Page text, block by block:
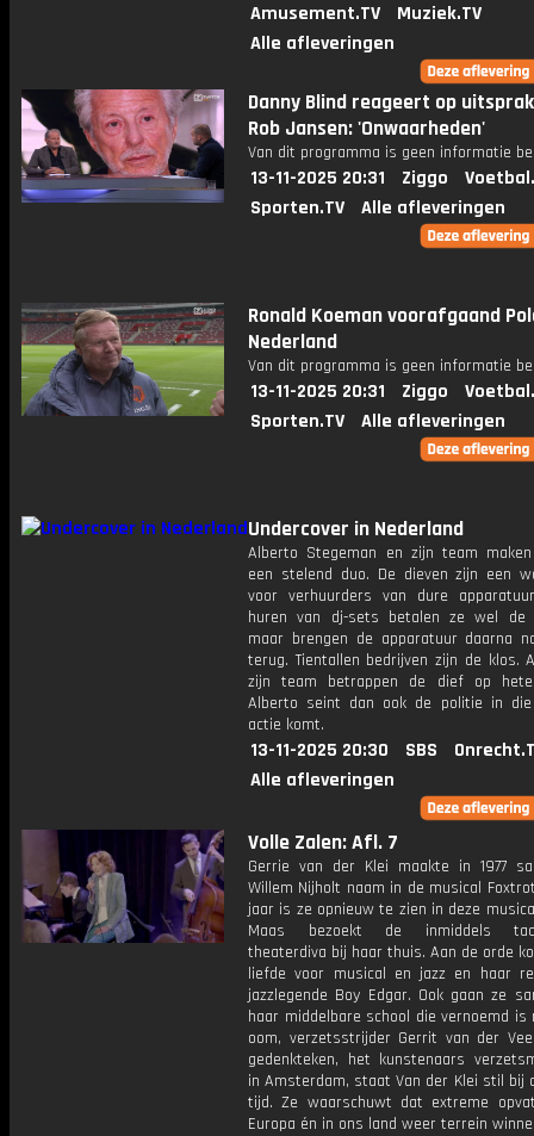
Amusement.TV
Muziek.TV
Alle afleveringen
Danny Blind reageert op
Rob Jansen: 'Onwaarheden'
Van dit programma is geen informatie
13-11-2025 20:31 Ziggo
Sporten.TV
Alle afleveringen
Ronald Koeman voorafgaand
Nederland
Van dit programma is geen informatie
13-11-2025 20:31 Ziggo
Sporten.TV
Alle afleveringen
Undercover in Nederland
Alberto Stegeman en zijn team
een stelend duo. De dieven zijn een
voor verhuurders van dure
huren van dj-sets betalen ze wel de
maar brengen de apparatuur daarna
terug. Tientallen bedrijven zijn de klos.
zijn team betrappen de dief op
Alberto seint dan ook de politie in
actie komt.
13-11-2025 20:30 SBS
Alle afleveringen
Volle Zalen: Afl. 7
Gerrie van der Klei maakte in 1977
Willem Nijholt naam in de musical
jaar is ze opnieuw te zien in deze
Maas bezoekt de inmiddels
theaterdiva bij haar thuis. Aan de orde
liefde voor musical en jazz en haar
jazzlegende Boy Edgar. Ook gaan ze
haar middelbare school die vernoemd is
oom, verzetsstrijder Gerrit van der
gedenkteken, het kunstenaars
in Amsterdam, staat Van der Klei stil bij
tijd. Ze waarschuwt dat extreme
Europa én in ons land weer terrein